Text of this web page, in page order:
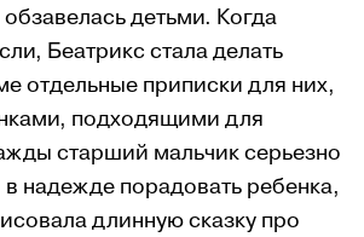
детьми. Когда
Беатрикс стала делать
отдельные приписки для них,
подходящими для
старший мальчик серьезно
надежде порадовать ребенка,
длинную сказку про